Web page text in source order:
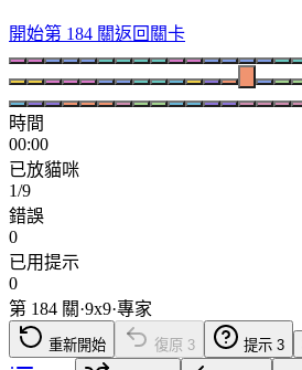
開始第 184 關返回關卡
時間
00:00
已放貓咪
1/9
錯誤
0
已用提示
0
第 184 關·9x9·專家
重新開始 復原 3 提示 3